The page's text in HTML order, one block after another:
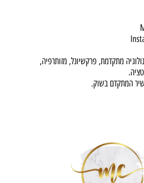
מתקדמת, פרקשיונל, מזותרפיה,
המתקדם בשוק.